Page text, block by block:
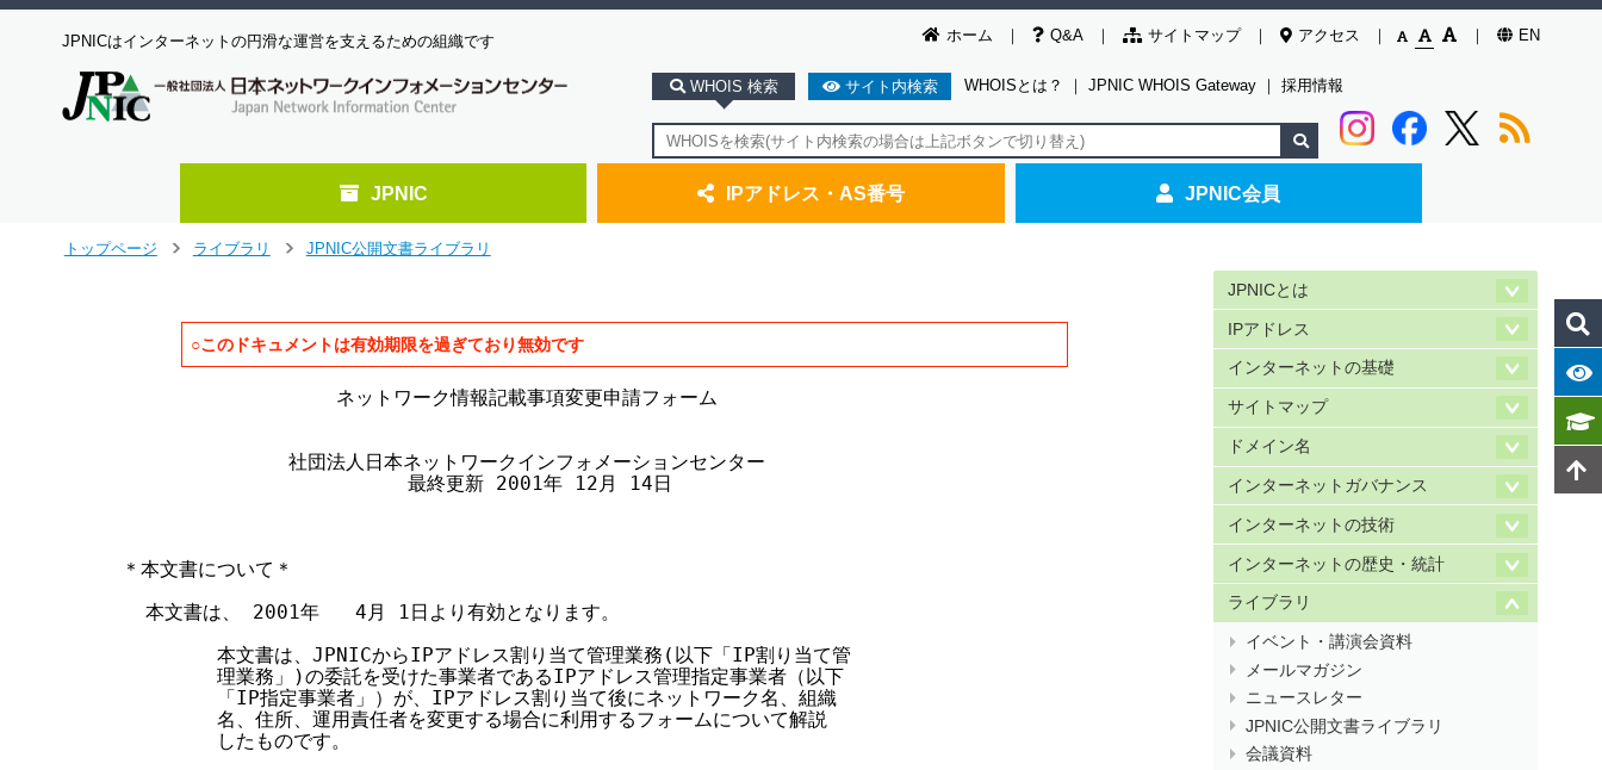
ホーム Q&A サイトマップ アクセス EN
JPNICはインターネットの円滑な運営を支えるための組織です
WHOIS 検索 サイト内検索 WHOISとは？ ｜ JPNIC WHOIS Gateway ｜ 採用情報
JPNIC IPアドレス・AS番号 JPNIC会員
トップページ
ライブラリ
JPNIC公開文書ライブラリ
○このドキュメントは有効期限を過ぎており無効です
                  ネットワーク情報記載事項変更申請フォーム
              社団法人日本ネットワークインフォメーションセンター
                        最終更新 2001年 12月 14日
＊本文書について＊
  本文書は、 2001年   4月 1日より有効となります。
        本文書は、JPNICからIPアドレス割り当て管理業務(以下「IP割り当て管
        理業務」)の委託を受けた事業者であるIPアドレス管理指定事業者（以下
        「IP指定事業者」）が、IPアドレス割り当て後にネットワーク名、組織
        名、住所、運用責任者を変更する場合に利用するフォームについて解説
        したものです。
JPNICとは
IPアドレス
インターネットの基礎
サイトマップ
ドメイン名
インターネットガバナンス
インターネットの技術
インターネットの歴史・統計
ライブラリ
イベント・講演会資料
メールマガジン
ニュースレター
JPNIC公開文書ライブラリ
会議資料